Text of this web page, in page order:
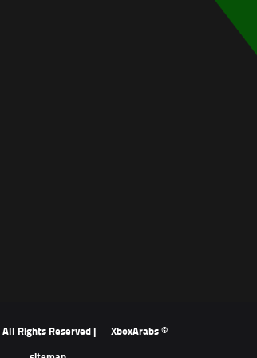
© Copyright 2020, All Rights Reserved |
XboxArabs